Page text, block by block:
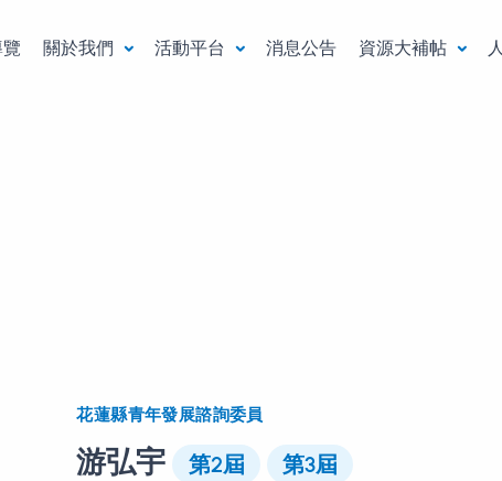
關於我們 活動平台 消息公告 資源大補帖
花蓮縣青年發展諮詢委員
游弘宇 第2屆 第3屆